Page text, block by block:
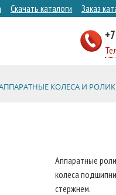
Скачать каталоги Заказ
КОЛЕСА И
Аппаратные
колеса
стержнем.